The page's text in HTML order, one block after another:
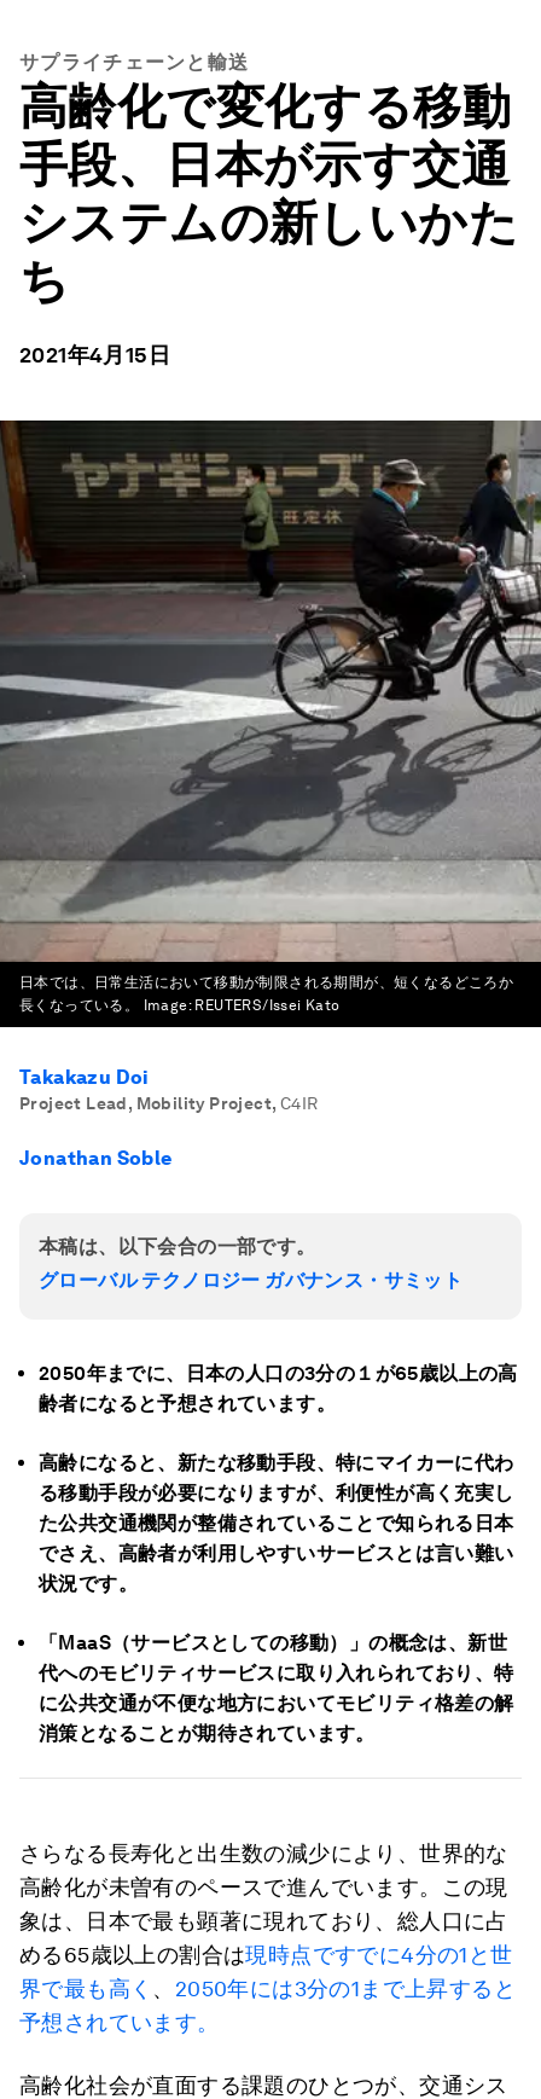
サプライチェーンと輸送
高齢化で変化する移動
手段、日本が示す交通
システムの新しいかた
ち
2021年4月15日
日本では、日常生活において移動が制限される期間が、短くなるどころか
長くなっている。
Image: REUTERS/Issei Kato
Takakazu Doi
Project Lead, Mobility Project, C4IR
Jonathan Soble
本稿は、以下会合の一部です。
グローバル テクノロジー ガバナンス・サミット
2050年までに、日本の人口の3分の１が65歳以上の高
齢者になると予想されています。
高齢になると、新たな移動手段、特にマイカーに代わ
る移動手段が必要になりますが、利便性が高く充実し
た公共交通機関が整備されていることで知られる日本
でさえ、高齢者が利用しやすいサービスとは言い難い
状況です。
「MaaS（サービスとしての移動）」の概念は、新世
代へのモビリティサービスに取り入れられており、特
に公共交通が不便な地方においてモビリティ格差の解
消策となることが期待されています。
さらなる長寿化と出生数の減少により、世界的な
高齢化が未曽有のペースで進んでいます。この現
象は、日本で最も顕著に現れており、総人口に占
める65歳以上の割合は現時点ですでに4分の1と世
界で最も高く 、 2050年には3分の1まで上昇すると
予想されています。
高齢化社会が直面する課題のひとつが、交通シス